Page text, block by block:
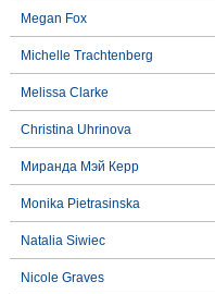
Megan Fox
Michelle Trachtenberg
Melissa Clarke
Christina Uhrinova
Миранда Мэй Керр
Monika Pietrasinska
Natalia Siwiec
Nicole Graves